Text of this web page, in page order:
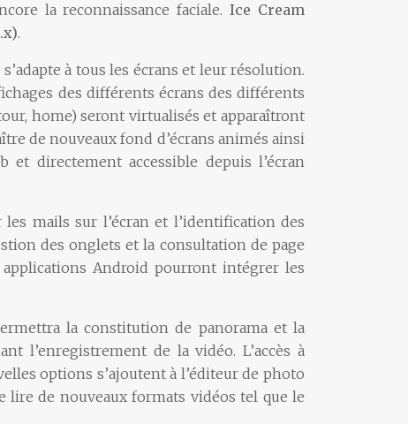
la reconnaissance faciale.Ice Cream
.
à tous les écrans et leur résolution.
des différents écrans des différents
home) seront virtualisés et apparaîtront
de nouveaux fond d’écrans animés ainsi
directement accessible depuis l’écran
mails sur l’écran et l’identification des
des onglets et la consultation de page
applications Android pourront intégrer les
la constitution de panorama et la
l’enregistrement de la vidéo. L’accès à
options s’ajoutent à l’éditeur de photo
lire de nouveaux formats vidéos tel que le